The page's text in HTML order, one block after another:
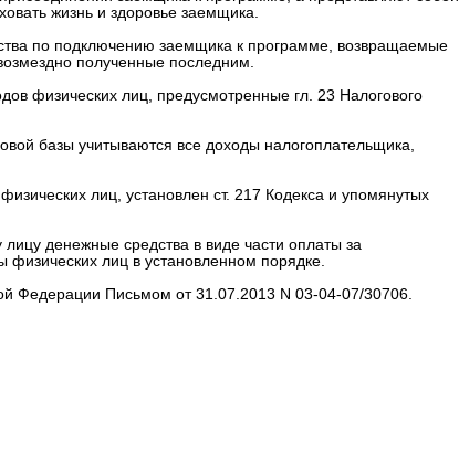
жизнь и здоровье заемщика.
по подключению заемщика к программе, возвращаемые
полученные последним.
физических лиц, предусмотренные гл. 23 Налогового
базы учитываются все доходы налогоплательщика,
лиц, установлен ст. 217 Кодекса и упомянутых
денежные средства в виде части оплаты за
лиц в установленном порядке.
Федерации Письмом от 31.07.2013 N 03-04-07/30706.